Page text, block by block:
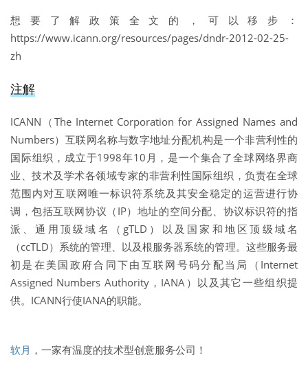
想要了解政策全文的，可以移步：
https://www.icann.org/resources/pages/dndr-2012-02-25-
zh
注解
ICANN（The Internet Corporation for Assigned Names and
Numbers）互联网名称与数字地址分配机构是一个非营利性的
国际组织，成立于1998年10月，是一个集合了全球网络界商
业、技术及学术各领域专家的非营利性国际组织，负责在全球
范围内对互联网唯一标识符系统及其安全稳定的运营进行协
调，包括互联网协议（IP）地址的空间分配、协议标识符的指
派、通用顶级域名（gTLD）以及国家和地区顶级域名
（ccTLD）系统的管理、以及根服务器系统的管理。这些服务最
初是在美国政府合同下由互联网号码分配当局（Internet
Assigned Numbers Authority，IANA）以及其它一些组织提
供。ICANN行使IANA的职能。
软月 ，一家有温度的技术型创意服务公司！